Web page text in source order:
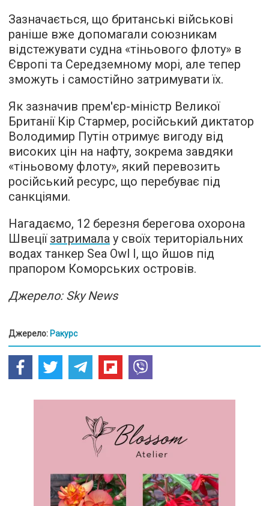
Зазначається, що британські військові
раніше вже допомагали союзникам
відстежувати судна «тіньового флоту» в
Європі та Середземному морі, але тепер
зможуть і самостійно затримувати їх.
Як зазначив прем'єр-міністр Великої
Британії Кір Стармер, російський диктатор
Володимир Путін отримує вигоду від
високих цін на нафту, зокрема завдяки
«тіньовому флоту», який перевозить
російський ресурс, що перебуває під
санкціями.
Нагадаємо, 12 березня берегова охорона
Швеції затримала у своїх територіальних
водах танкер Sea Owl I, що йшов під
прапором Коморських островів.
Джерело: Sky News
Джерело: Ракурс